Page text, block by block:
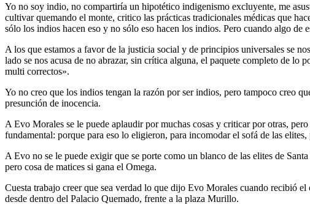
Yo no soy indio, no compartiría un hipotético indigenismo excluyente, me
cultivar quemando el monte, critico las prácticas tradicionales médicas que
sólo los indios hacen eso y no sólo eso hacen los indios. Pero cuando algo de
A los que estamos a favor de la justicia social y de principios universales se
lado se nos acusa de no abrazar, sin crítica alguna, el paquete completo de lo
multi correctos».
Yo no creo que los indios tengan la razón por ser indios, pero tampoco creo
presunción de inocencia.
A Evo Morales se le puede aplaudir por muchas cosas y criticar por otras,
fundamental: porque para eso lo eligieron, para incomodar el sofá de las
A Evo no se le puede exigir que se porte como un blanco de las elites de
pero cosa de matices si gana el Omega.
Cuesta trabajo creer que sea verdad lo que dijo Evo Morales cuando recibió
desde dentro del Palacio Quemado, frente a la plaza Murillo.